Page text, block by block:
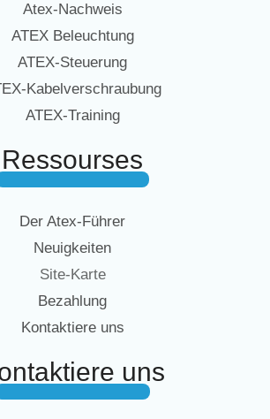
Atex-Nachweis
ATEX Beleuchtung
ATEX-Steuerung
Kabelverschraubung
ATEX-Training
Ressourses
Der Atex-Führer
Neuigkeiten
Site-Karte
Bezahlung
Kontaktiere uns
uns